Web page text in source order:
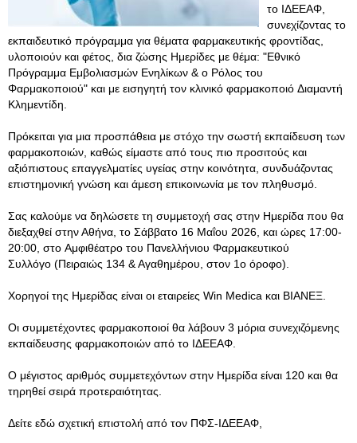
το ΙΔΕΕΑΦ,
συνεχίζοντας το
εκπαιδευτικό πρόγραμμα για θέματα φαρμακευτικής φροντίδας,
υλοποιούν και φέτος, δια ζώσης Ημερίδες με θέμα: "Εθνικό
Πρόγραμμα Εμβολιασμών Ενηλίκων & ο Ρόλος του
Φαρμακοποιού" και με εισηγητή τον κλινικό φαρμακοποιό Διαμαντή
Κλημεντίδη.
Πρόκειται για μια προσπάθεια με στόχο την σωστή εκπαίδευση των
φαρμακοποιών, καθώς είμαστε από τους πιο προσιτούς και
αξιόπιστους επαγγελματίες υγείας στην κοινότητα, συνδυάζοντας
επιστημονική γνώση και άμεση επικοινωνία με τον πληθυσμό.
Σας καλούμε να δηλώσετε τη συμμετοχή σας στην Ημερίδα που θα
διεξαχθεί στην Αθήνα, το Σάββατο 16 Μαΐου 2026, και ώρες 17:00-
20:00, στο Αμφιθέατρο του Πανελλήνιου Φαρμακευτικού
Συλλόγο (Πειραιώς 134 & Αγαθημέρου, στον 1ο όροφο).
Χορηγοί της Ημερίδας είναι οι εταιρείες Win Medica και ΒΙΑΝΕΞ.
Οι συμμετέχοντες φαρμακοποιοί θα λάβουν 3 μόρια συνεχιζόμενης
εκπαίδευσης φαρμακοποιών από το ΙΔΕΕΑΦ.
Ο μέγιστος αριθμός συμμετεχόντων στην Ημερίδα είναι 120 και θα
τηρηθεί σειρά προτεραιότητας.
Δείτε εδώ σχετική επιστολή από τον ΠΦΣ-ΙΔΕΕΑΦ,